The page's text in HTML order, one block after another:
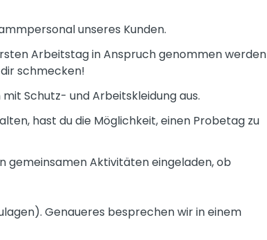
unseres Kunden.
Arbeitstag in Anspruch genommen werden
schmecken!
Schutz- und Arbeitskleidung aus.
hast du die Möglichkeit, einen Probetag zu
gemeinsamen Aktivitäten eingeladen, ob
Genaueres besprechen wir in einem